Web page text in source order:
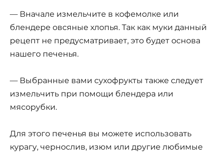
— Вначале измельчите в кофемолке или
блендере овсяные хлопья. Так как муки данный
рецепт не предусматривает, это будет основа
нашего печенья.
— Выбранные вами сухофрукты также следует
измельчить при помощи блендера или
мясорубки.
Для этого печенья вы можете использовать
курагу, чернослив, изюм или другие любимые